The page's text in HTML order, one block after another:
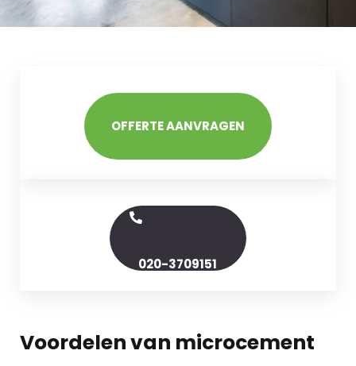
OFFERTE AANVRAGEN
020-3709151
Voordelen van microcement